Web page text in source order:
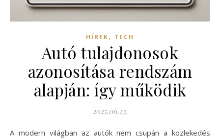
HÍREK, TECH
Autó tulajdonosok
azonosítása rendszám
alapján: így működik
2025.06.23.
A modern világban az autók nem csupán a közlekedés